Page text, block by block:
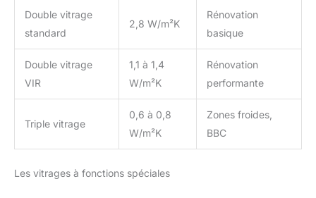
Double vitrage
standard
2,8 W/m²K
Rénovation
basique
Double vitrage
VIR
1,1 à 1,4
W/m²K
Rénovation
performante
Triple vitrage
0,6 à 0,8
W/m²K
Zones froides,
BBC
Les vitrages à fonctions spéciales